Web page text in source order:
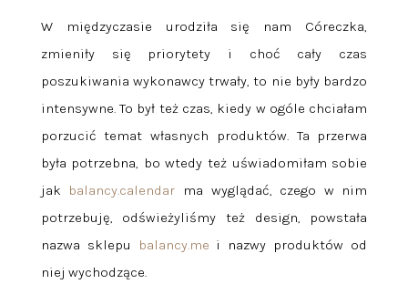
W międzyczasie urodziła się nam Córeczka,
zmieniły się priorytety i choć cały czas
poszukiwania wykonawcy trwały, to nie były bardzo
intensywne. To był też czas, kiedy w ogóle chciałam
porzucić temat własnych produktów. Ta przerwa
była potrzebna, bo wtedy też uświadomiłam sobie
jak balancy.calendar ma wyglądać, czego w nim
potrzebuję, odświeżyliśmy też design, powstała
nazwa sklepu
balancy.me i nazwy produktów od
niej wychodzące.